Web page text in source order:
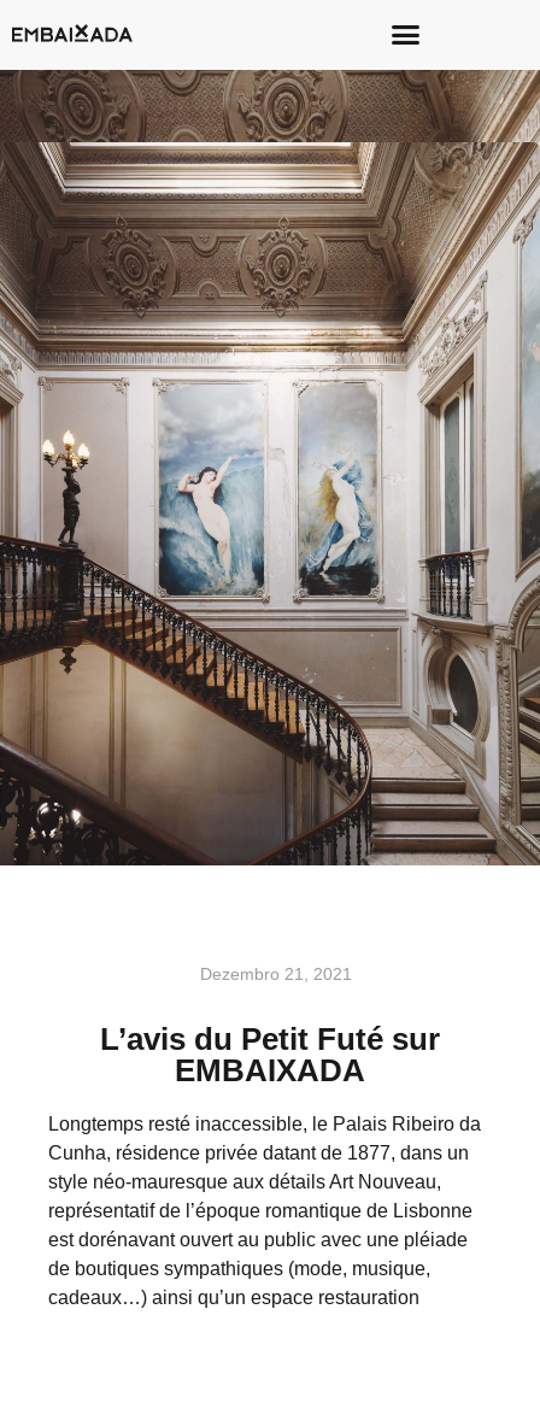
Dezembro 21, 2021
L’avis du Petit Futé sur
EMBAIXADA
Longtemps resté inaccessible, le Palais Ribeiro da
Cunha, résidence privée datant de 1877, dans un
style néo-mauresque aux détails Art Nouveau,
représentatif de l’époque romantique de Lisbonne
est dorénavant ouvert au public avec une pléiade
de boutiques sympathiques (mode, musique,
cadeaux…) ainsi qu’un espace restauration